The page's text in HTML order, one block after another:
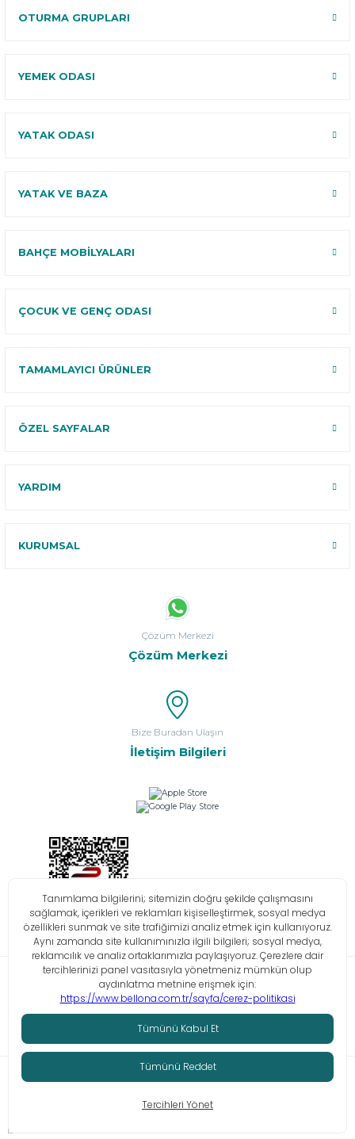
OTURMA GRUPLARI
YEMEK ODASI
YATAK ODASI
YATAK VE BAZA
BAHÇE MOBİLYALARI
ÇOCUK VE GENÇ ODASI
TAMAMLAYICI ÜRÜNLER
ÖZEL SAYFALAR
YARDIM
KURUMSAL
Çözüm Merkezi
Çözüm Merkezi
Bize Buradan Ulaşın
İletişim Bilgileri
Bilgi Toplumu Hizmetleri KVKK Çerez Politikası İşlem Rehberi
© Tüm hakları saklıdır. Bellona 2026